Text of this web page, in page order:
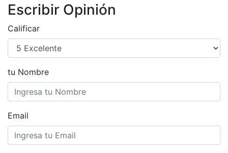
Escribir Opinión
Calificar
tu Nombre
Email